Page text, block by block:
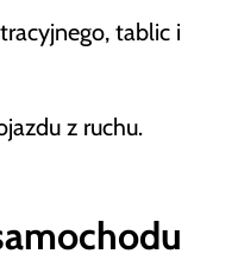
tablic i
z ruchu.